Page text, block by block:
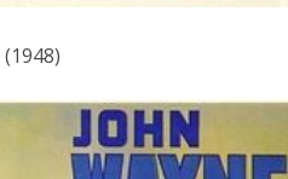
(1948)